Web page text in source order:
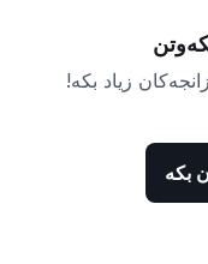
زیاد بکە!
بکە